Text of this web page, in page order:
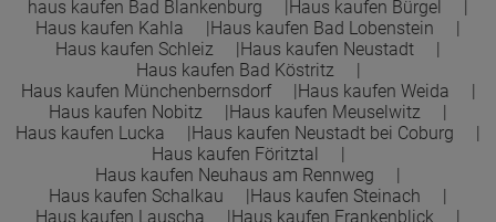
haus kaufen Bad Blankenburg
Haus kaufen Bürgel
Haus kaufen Kahla
Haus kaufen Bad Lobenstein
Haus kaufen Schleiz
Haus kaufen Neustadt
Haus kaufen Bad Köstritz
Haus kaufen Münchenbernsdorf
Haus kaufen Weida
Haus kaufen Nobitz
Haus kaufen Meuselwitz
Haus kaufen Lucka
Haus kaufen Neustadt bei Coburg
Haus kaufen Föritztal
Haus kaufen Neuhaus am Rennweg
Haus kaufen Schalkau
Haus kaufen Steinach
Haus kaufen Lauscha
Haus kaufen Frankenblick